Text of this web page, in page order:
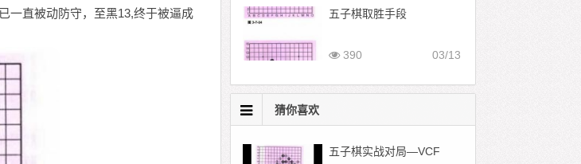
一直被动防守，至黑13,终于被逼成
五子棋取胜手段
03/13
390
猜你喜欢
五子棋实战对局—VCF